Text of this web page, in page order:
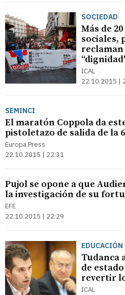
SOCIEDAD
Más de
sociales,
“dignidad'
ICAL
22.10.2015 |
SEMINCI
El maratón Coppola da
pistoletazo de salida de la
Europa Press
22.10.2015 | 22:31
Pujol se opone a que
la investigación de su
EFE
22.10.2015 | 22:29
EDUCACIÓN
Tudanca
de
revertir
ICAL